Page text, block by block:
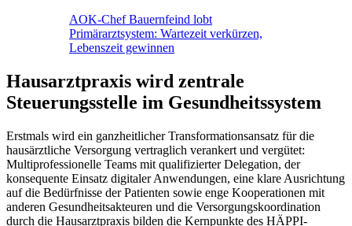
AOK-Chef Bauernfeind lobt
Primärarztsystem: Wartezeit verkürzen,
Lebenszeit gewinnen
Hausarztpraxis wird zentrale
Steuerungsstelle im Gesundheitssystem
Erstmals wird ein ganzheitlicher Transformationsansatz für die
hausärztliche Versorgung vertraglich verankert und vergütet:
Multiprofessionelle Teams mit qualifizierter Delegation, der
konsequente Einsatz digitaler Anwendungen, eine klare Ausrichtung
auf die Bedürfnisse der Patienten sowie enge Kooperationen mit
anderen Gesundheitsakteuren und die Versorgungskoordination
durch die Hausarztpraxis bilden die Kernpunkte des HÄPPI-